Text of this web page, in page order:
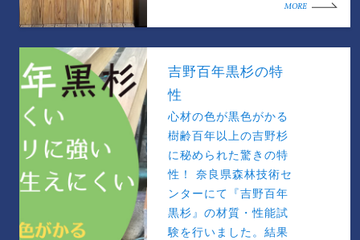
MORE
吉野百年黒杉の特
性
心材の色が黒色がかる
樹齢百年以上の吉野杉
に秘められた驚きの特
性！ 奈良県森林技術セ
ンターにて『吉野百年
黒杉』の材質・性能試
験を行いました。結果